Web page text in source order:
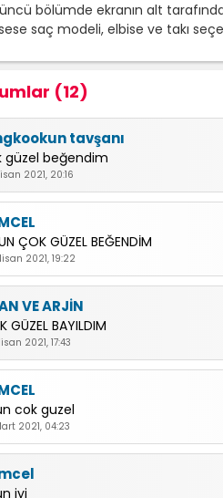
bölümde ekranın alt
saç modeli, elbise ve takı
(12)
tavşanı
güzel beğendim
2021, 20:16
ÇOK GÜZEL BEĞENDİM
2021, 19:22
VE ARJİN
GÜZEL BAYILDIM
2021, 17:43
cok guzel
2021, 04:23
iyi